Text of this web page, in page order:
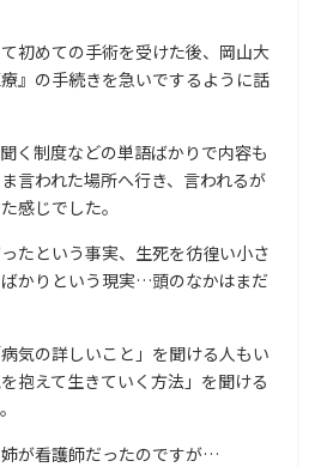
初めての手術を受けた後、岡山大
』の手続きを急いでするように話
く制度などの単語ばかりで内容も
言われた場所へ行き、言われるが
感じでした。
たという事実、生死を彷徨い小さ
かりという現実…頭のなかはまだ
気の詳しいこと」を聞ける人もい
抱えて生きていく方法」を聞ける
が看護師だったのですが…